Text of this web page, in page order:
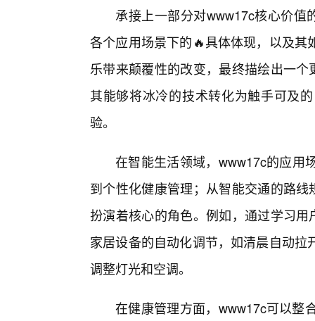
承接上一部分对www17c核心价值
各个应用场景下的🔥具体体现，以及
乐带来颠覆性的改变，最终描绘出一
其能够将冰冷的技术转化为触手可及
验。
在智能生活领域，www17c的应用
到个性化健康管理；从智能交通的路
扮演着核心的角色。例如，通过学习
家居设备的自动化调节，如清晨自动
调整灯光和空调。
在健康管理方面，www17c可以整